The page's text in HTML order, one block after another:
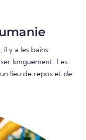
y a les bains
longuement. Les
lieu de repos et de